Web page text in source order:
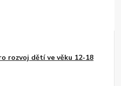
rozvoj dětí ve věku 12-18